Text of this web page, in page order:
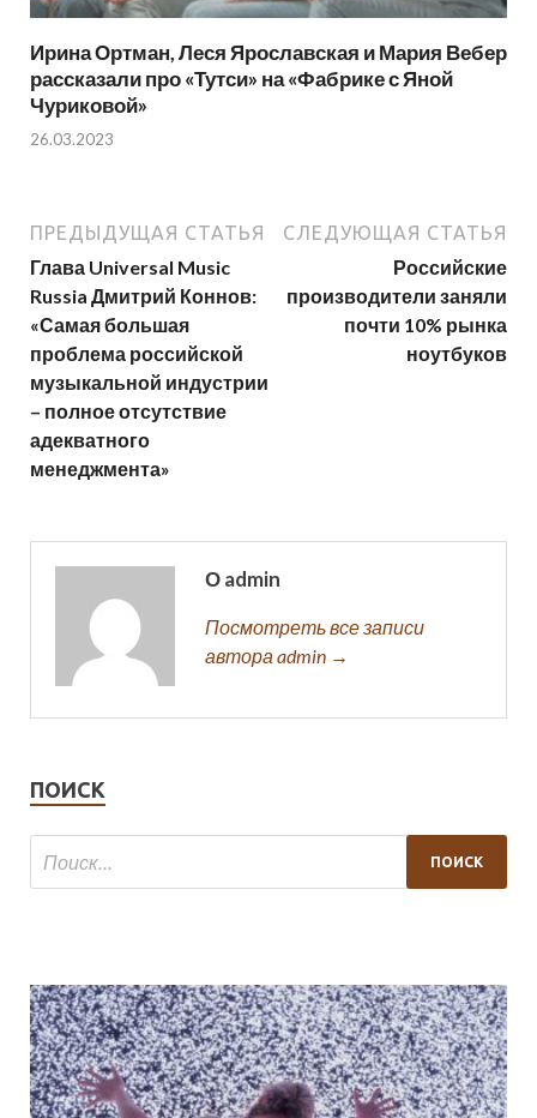
Ирина Ортман, Леся Ярославская и Мария Вебер
рассказали про «Тутси» на «Фабрике с Яной
Чуриковой»
26.03.2023
ПРЕДЫДУЩАЯ СТАТЬЯ
Глава Universal Music
Russia Дмитрий Коннов:
«Самая большая
проблема российской
музыкальной индустрии
– полное отсутствие
адекватного
менеджмента»
СЛЕДУЮЩАЯ СТАТЬЯ
Российские
производители заняли
почти 10% рынка
ноутбуков
О admin
Посмотреть все записи
автора admin →
ПОИСК